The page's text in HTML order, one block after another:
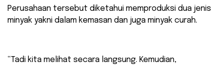
Perusahaan tersebut diketahui memproduksi dua jenis
minyak yakni dalam kemasan dan juga minyak curah.
“Tadi kita melihat secara langsung. Kemudian,